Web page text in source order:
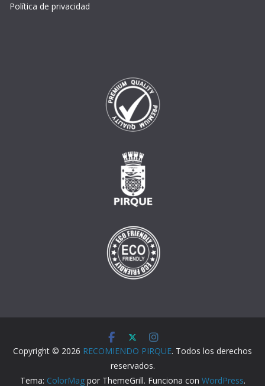
Política de privacidad
Copyright © 2026 RECOMIENDO PIRQUE. Todos los derechos
reservados.
Tema: ColorMagpor ThemeGrill. Funciona con WordPress.